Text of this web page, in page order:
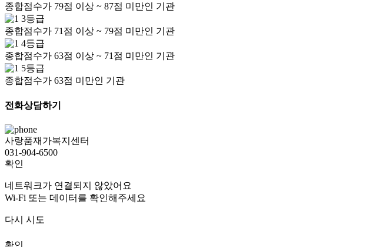
종합점수가 79점 이상 ~ 87점 미만인 기관
3등급
종합점수가 71점 이상 ~ 79점 미만인 기관
4등급
종합점수가 63점 이상 ~ 71점 미만인 기관
5등급
종합점수가 63점 미만인 기관
전화상담하기
사랑품재가복지센터
031-904-6500
확인
네트워크가 연결되지 않았어요
Wi-Fi 또는 데이터를 확인해주세요
다시 시도
확인